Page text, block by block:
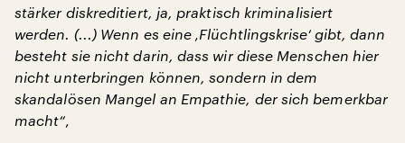
stärker diskreditiert, ja, praktisch kriminalisiert
werden. (...) Wenn es eine ‚Flüchtlingskrise‘ gibt, dann
besteht sie nicht darin, dass wir diese Menschen hier
nicht unterbringen können, sondern in dem
skandalösen Mangel an Empathie, der sich bemerkbar
macht“,